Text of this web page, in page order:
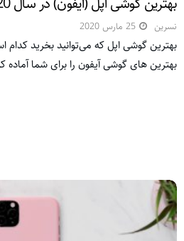
نسرین 25 مارس 2020
بهترین گوشی اپل که می‌توانید بخرید کدام
بهترین های گوشی آیفون را برای شما